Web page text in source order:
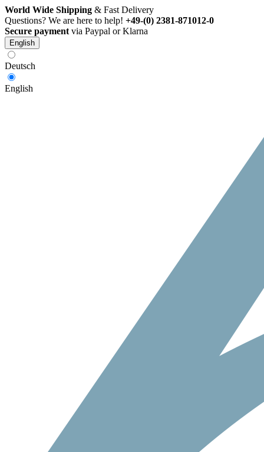
World Wide Shipping & Fast Delivery
Questions? We are here to help! +49-(0) 2381-871012-0
Secure payment via Paypal or Klarna
English
Deutsch
English